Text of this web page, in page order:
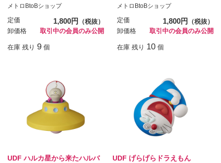
メトロBtoBショップ
定価 1,800円
（税抜）
卸価格
取引中の会員のみ公開
在庫 残り 9 個
メトロBtoBショップ
定価 1,800円
（税抜）
卸価格
取引中の会員のみ公開
在庫 残り 10 個
UDF ハルカ星から来たハルバ
UDF げらげらドラえもん